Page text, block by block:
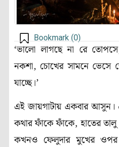
Bookmark (0)
‘ভালো লাগছে না রে তোপসে
নকশা, চোখের সামনে ভেসে
যাচ্ছে।’
এই জায়গাটায় একবার আসুন।
কথার ফাঁকে ফাঁকে,হাতের
কখনও ফেলুদার মুখের ওপর